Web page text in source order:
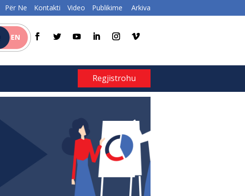
Për Ne Kontakti Video Publikime Arkiva
EN
Regjistrohu